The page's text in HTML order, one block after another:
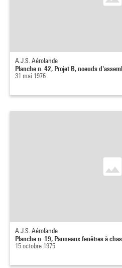
A.J.S. Aérolande
Planche n. 42, Projet B, noeuds
31 mai 1976
A.J.S. Aérolande
Planche n. 19, Panneaux fenêtres à
15 octobre 1975